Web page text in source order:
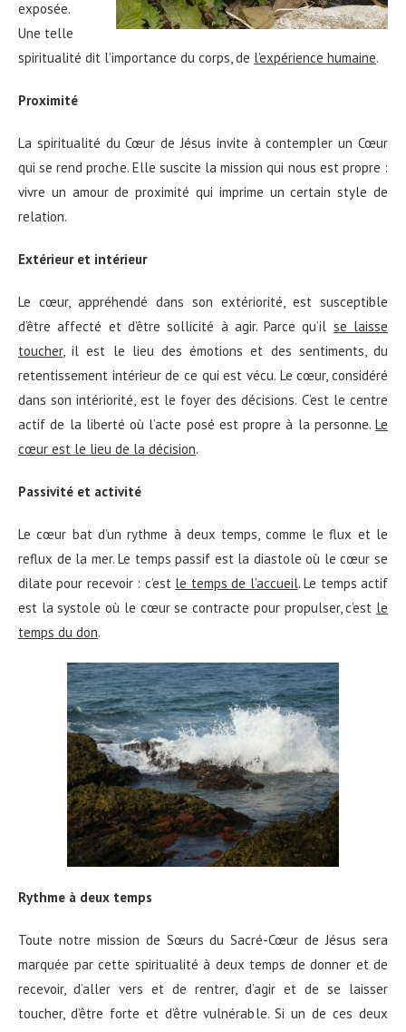
exposée.
Une telle
spiritualité dit l’importance du corps, de l’expérience humaine.
Proximité
La spiritualité du Cœur de Jésus invite à contempler un Cœur
qui se rend proche. Elle suscite la mission qui nous est propre :
vivre un amour de proximité qui imprime un certain style de
relation.
Extérieur et intérieur
Le cœur, appréhendé dans son extériorité, est susceptible
d’être affecté et d’être sollicité à agir. Parce qu’il se laisse
toucher, il est le lieu des émotions et des sentiments, du
retentissement intérieur de ce qui est vécu. Le cœur, considéré
dans son intériorité, est le foyer des décisions. C’est le centre
actif de la liberté où l’acte posé est propre à la personne. Le
cœur est le lieu de la décision.
Passivité et activité
Le cœur bat d’un rythme à deux temps, comme le flux et le
reflux de la mer. Le temps passif est la diastole où le cœur se
dilate pour recevoir : c’est le temps de l’accueil. Le temps actif
est la systole où le cœur se contracte pour propulser, c’est le
temps du don.
Rythme à deux temps
Toute notre mission de Sœurs du Sacré-Cœur de Jésus sera
marquée par cette spiritualité à deux temps de donner et de
recevoir, d’aller vers et de rentrer, d’agir et de se laisser
toucher, d’être forte et d’être vulnérable. Si un de ces deux